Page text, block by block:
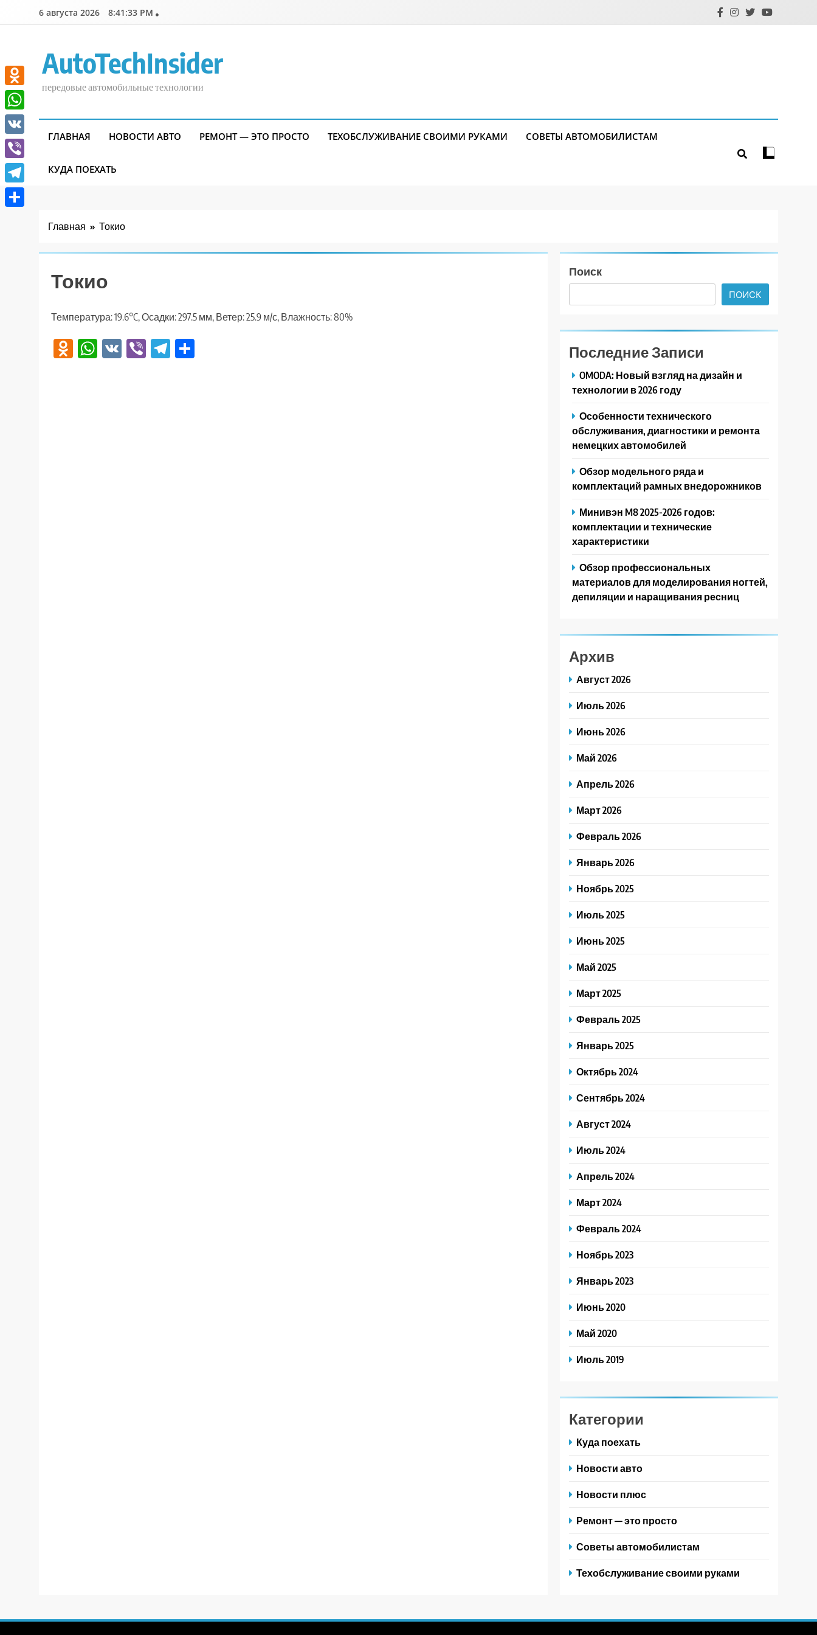
6 августа 2026 8:41:33 PM
AutoTechInsider
передовые автомобильные технологии
ГЛАВНАЯ НОВОСТИ АВТО РЕМОНТ — ЭТО ПРОСТО ТЕХОБСЛУЖИВАНИЕ СВОИМИ РУКАМИ СОВЕТЫ АВТОМОБИЛИСТАМ
КУДА ПОЕХАТЬ
Главная Токио
Токио
Температура: 19.6°C, Осадки: 297.5 мм, Ветер: 25.9 м/с, Влажность: 80%
Odnoklassniki
WhatsApp
VK ViberTelegram
Поиск
ПОИСК
Последние Записи
OMODA: Новый взгляд на дизайн и
технологии в 2026 году
Особенности технического
обслуживания, диагностики и ремонта
немецких автомобилей
Обзор модельного ряда и
комплектаций рамных внедорожников
Минивэн M8 2025-2026 годов:
комплектации и технические
характеристики
Обзор профессиональных
материалов для моделирования ногтей,
депиляции и наращивания ресниц
Архив
Август 2026
Июль 2026
Июнь 2026
Май 2026
Апрель 2026
Март 2026
Февраль 2026
Январь 2026
Ноябрь 2025
Июль 2025
Июнь 2025
Май 2025
Март 2025
Февраль 2025
Январь 2025
Октябрь 2024
Сентябрь 2024
Август 2024
Июль 2024
Апрель 2024
Март 2024
Февраль 2024
Ноябрь 2023
Январь 2023
Июнь 2020
Май 2020
Июль 2019
Категории
Куда поехать
Новости авто
Новости плюс
Ремонт — это просто
Советы автомобилистам
Техобслуживание своими руками
Odnoklassniki
WhatsApp
VK
Viber
Telegram